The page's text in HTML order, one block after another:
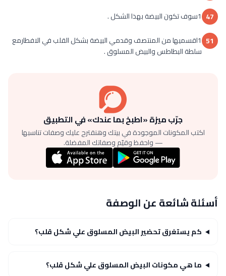
47 1سوف تكون البيضة بهذا الشكل .
51
1اقسميها من المنتصف وقدمي البيضة بشكل القلب في الافطارمع
سلطة البطاطس والبيض المسلوق .
جرّب ميزة «اطبخ بما عندك» في التطبيق
اكتب المكونات الموجودة في بيتك وهنقترح عليك وصفات تناسبها
— واحفظ وقيّم وصفاتك المفضلة.
أسئلة شائعة عن الوصفة
كم يستغرق تحضير البيض المسلوق علي شكل قلب؟
ما هي مكونات البيض المسلوق علي شكل قلب؟